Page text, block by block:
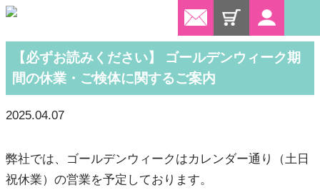
【必ずお読みください】 ゴールデンウィーク期
間の休業・ご検体に関するご案内
2025.04.07
弊社では、ゴールデンウィークはカレンダー通り（土日
祝休業）の営業を予定しております。